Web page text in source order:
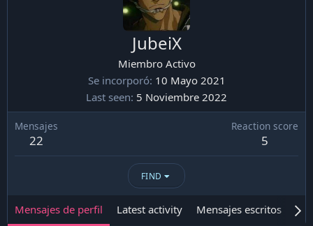
JubeiX
Miembro Activo
Se incorporó 10 Mayo 2021
Last seen 5 Noviembre 2022
Mensajes
22
Reaction score
5
FIND
Mensajes de perfil Latest activity Mensajes escritos